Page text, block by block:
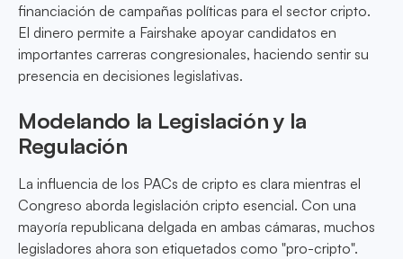
financiación de campañas políticas para el sector cripto.
El dinero permite a Fairshake apoyar candidatos en
importantes carreras congresionales, haciendo sentir su
presencia en decisiones legislativas.
Modelando la Legislación y la
Regulación
La influencia de los PACs de cripto es clara mientras el
Congreso aborda legislación cripto esencial. Con una
mayoría republicana delgada en ambas cámaras, muchos
legisladores ahora son etiquetados como "pro-cripto".